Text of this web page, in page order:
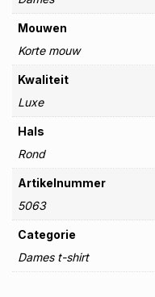
Mouwen
Korte mouw
Kwaliteit
Luxe
Hals
Rond
Artikelnummer
5063
Categorie
Dames t-shirt